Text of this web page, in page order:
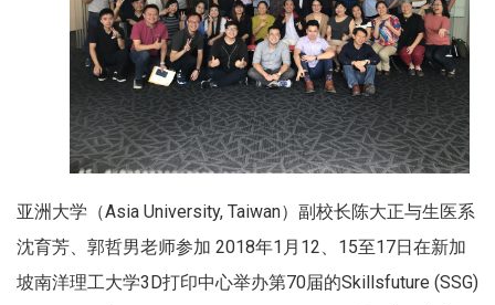
亚洲大学（Asia University, Taiwan）副校长陈大正与生医系
沈育芳、郭哲男老师参加 2018年1月12、15至17日在新加
坡南洋理工大学3D打印中心举办第70届的Skillsfuture (SSG)